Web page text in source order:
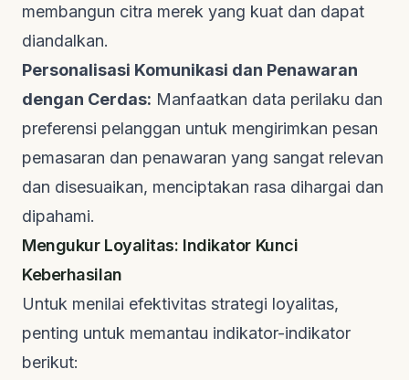
membangun citra merek yang kuat dan dapat
diandalkan.
Personalisasi Komunikasi dan Penawaran
dengan Cerdas: Manfaatkan data perilaku dan
preferensi pelanggan untuk mengirimkan pesan
pemasaran dan penawaran yang sangat relevan
dan disesuaikan, menciptakan rasa dihargai dan
dipahami.
Mengukur Loyalitas: Indikator Kunci
Keberhasilan
Untuk menilai efektivitas strategi loyalitas,
penting untuk memantau indikator-indikator
berikut: